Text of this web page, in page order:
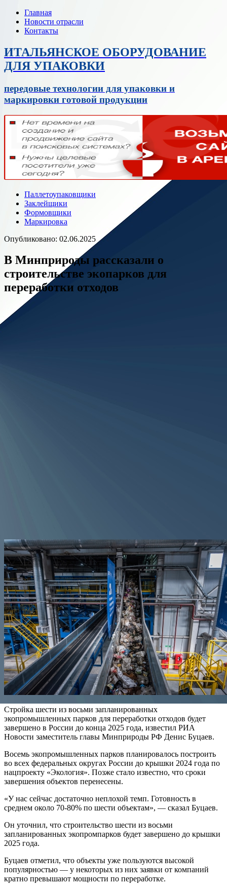
Главная
Новости отрасли
Контакты
ИТАЛЬЯНСКОЕ ОБОРУДОВАНИЕ
ДЛЯ УПАКОВКИ
передовые технологии для упаковки и
маркировки готовой продукции
Паллетоупаковщики
Заклейщики
Формовщики
Маркировка
Опубликовано: 02.06.2025
В Минприроды рассказали о
строительстве экопарков для
переработки отходов
Стройка шести из восьми запланированных
экопромышленных парков для переработки отходов будет
завершено в России до конца 2025 года, известил РИА
Новости заместитель главы Минприроды РФ Денис Буцаев.
Восемь экопромышленных парков планировалось построить
во всех федеральных округах России до крышки 2024 года по
нацпроекту «Экология». Позже стало известно, что сроки
завершения объектов перенесены.
«У нас сейчас достаточно неплохой темп. Готовность в
среднем около 70-80% по шести объектам», — сказал Буцаев.
Он уточнил, что строительство шести из восьми
запланированных экопромпарков будет завершено до крышки
2025 года.
Буцаев отметил, что объекты уже пользуются высокой
популярностью — у некоторых из них заявки от компаний
кратно превышают мощности по переработке.